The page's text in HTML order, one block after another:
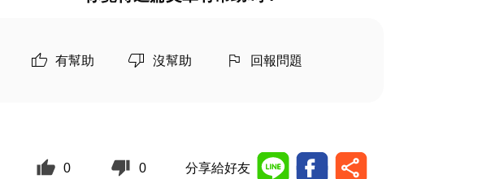
有幫助 沒幫助 回報問題
0 0 分享給好友